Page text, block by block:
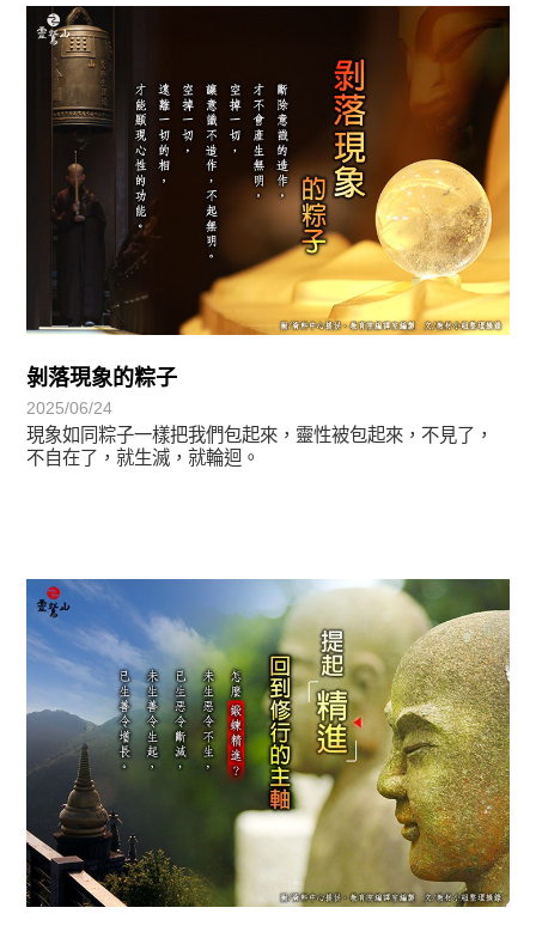
剝落現象的粽子
2025/06/24
現象如同粽子一樣把我們包起來，靈性被包起來，不見了，
不自在了，就生滅，就輪迴。
正法眼-般若期
初轉法-阿含期